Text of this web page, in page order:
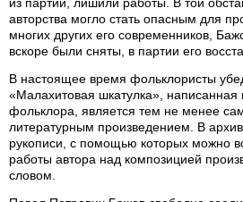
авторства могло стать опасным для
многих других его современников,
вскоре были сняты, в партии его
В настоящее время фольклористы
«Малахитовая шкатулка», написанная
фольклора, является тем не менее
литературным произведением. В
рукописи, с помощью которых можно
работы автора над композицией
словом.